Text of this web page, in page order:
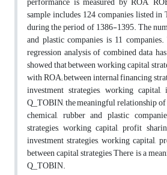
sample includes 124 companies listed
during the period of 1386-1395. The
and plastic companies is 11
regression analysis of combined data
showed that between working capital
with ROA; between internal financing
investment strategies, working
Q_TOBIN, the meaningful relationship
chemical, rubber and plastic
strategies, working capital, profit
investment strategies, working capital,
between capital strategies There is a
Q_TOBIN.